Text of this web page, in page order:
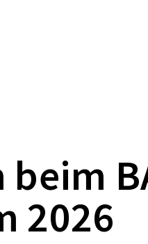
beim
2026